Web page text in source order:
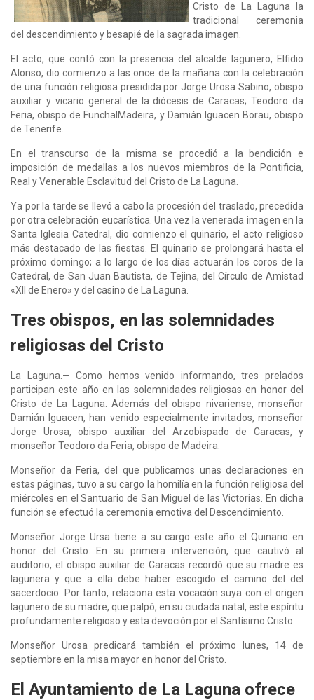
Cristo de La Laguna la
tradicional ceremonia
del descendimiento y besapié de la sagrada imagen.
El acto, que contó con la presencia del alcalde lagunero, Elfidio
Alonso, dio comienzo a las once de la mañana con la celebración
de una función religiosa presidida por Jorge Urosa Sabino, obispo
auxiliar y vicario general de la diócesis de Caracas; Teodoro da
Feria, obispo de FunchalMadeira, y Damián Iguacen Borau, obispo
de Tenerife.
En el transcurso de la misma se procedió a la bendición e
imposición de medallas a los nuevos miembros de la Pontificia,
Real y Venerable Esclavitud del Cristo de La Laguna.
Ya por la tarde se llevó a cabo la procesión del traslado, precedida
por otra celebración eucarística. Una vez la venerada imagen en la
Santa Iglesia Catedral, dio comienzo el quinario, el acto religioso
más destacado de las fiestas. El quinario se prolongará hasta el
próximo domingo; a lo largo de los días actuarán los coros de la
Catedral, de San Juan Bautista, de Tejina, del Círculo de Amistad
«XII de Enero» y del casino de La Laguna.
Tres obispos, en las solemnidades
religiosas del Cristo
La Laguna.— Como hemos venido informando, tres prelados
participan este año en las solemnidades religiosas en honor del
Cristo de La Laguna. Además del obispo nivariense, monseñor
Damián Iguacen, han venido especialmente invitados, monseñor
Jorge Urosa, obispo auxiliar del Arzobispado de Caracas, y
monseñor Teodoro da Feria, obispo de Madeira.
Monseñor da Feria, del que publicamos unas declaraciones en
estas páginas, tuvo a su cargo la homilía en la función religiosa del
miércoles en el Santuario de San Miguel de las Victorias. En dicha
función se efectuó la ceremonia emotiva del Descendimiento.
Monseñor Jorge Ursa tiene a su cargo este año el Quinario en
honor del Cristo. En su primera intervención, que cautivó al
auditorio, el obispo auxiliar de Caracas recordó que su madre es
lagunera y que a ella debe haber escogido el camino del del
sacerdocio. Por tanto, relaciona esta vocación suya con el origen
lagunero de su madre, que palpó, en su ciudada natal, este espíritu
profundamente religioso y esta devoción por el Santísimo Cristo.
Monseñor Urosa predicará también el próximo lunes, 14 de
septiembre en la misa mayor en honor del Cristo.
El Ayuntamiento de La Laguna ofrece